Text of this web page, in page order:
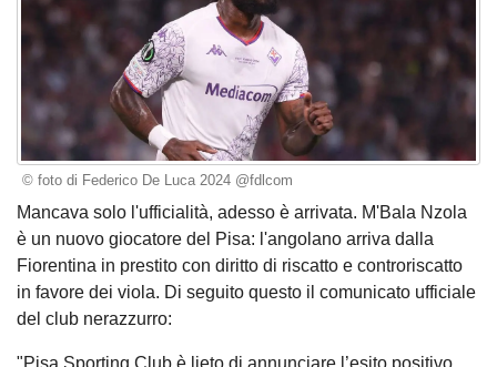
© foto di Federico De Luca 2024 @fdlcom
Mancava solo l'ufficialità, adesso è arrivata. M'Bala Nzola
è un nuovo giocatore del Pisa: l'angolano arriva dalla
Fiorentina in prestito con diritto di riscatto e controriscatto
in favore dei viola. Di seguito questo il comunicato ufficiale
del club nerazzurro:
"Pisa Sporting Club è lieto di annunciare l’esito positivo